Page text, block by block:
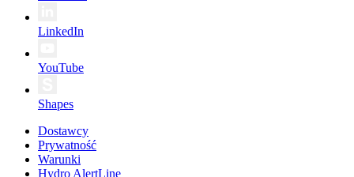
LinkedIn
YouTube
Shapes
Dostawcy
Prywatność
Warunki
Hydro AlertLine